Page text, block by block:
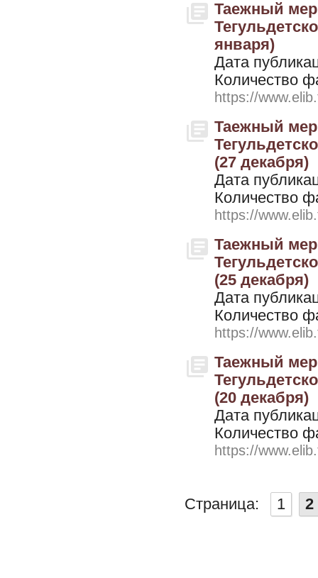
Таежный
января)
Дата
Количество
https://
Таежный
(27 декабря)
Дата
Количество
https://
Таежный
(25 декабря)
Дата
Количество
https://
Таежный
(20 декабря)
Дата
Количество
https://
Страница: 1 2